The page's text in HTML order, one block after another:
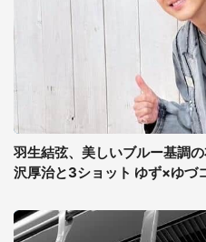
羽生結弦、美しいブルー基調
沢厚治と3ショット ゆず×ゆづ